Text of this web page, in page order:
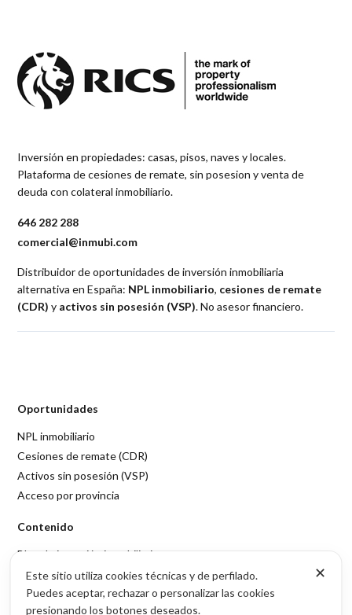
Inversión en propiedades: casas, pisos, naves y locales.
Plataforma de cesiones de remate, sin posesion y venta de
deuda con colateral inmobiliario.
646 282 288
comercial@inmubi.com
Distribuidor de oportunidades de inversión inmobiliaria
alternativa en España: NPL inmobiliario, cesiones de remate
(CDR) y activos sin posesión (VSP). No asesor financiero.
Oportunidades
NPL inmobiliario
Cesiones de remate (CDR)
Activos sin posesión (VSP)
Acceso por provincia
Contenido
Blog de inversión inmobiliaria
Sobre Inmubi
✕
Este sitio utiliza cookies técnicas y de perfilado.
Puedes aceptar, rechazar o personalizar las cookies
presionando los botones deseados.